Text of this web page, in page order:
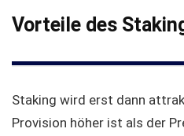
Vorteile des
Staking wird erst dann
Provision höher ist als der